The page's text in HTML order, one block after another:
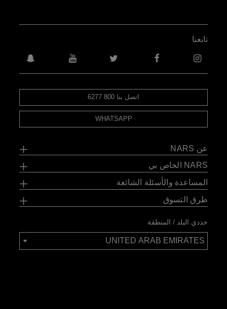
اتصل بنا 800 6277
WHATSAPP
عن NARS
NARS الخاص بي
المساعدة والأسئلة الشائعة
طرق التسوق
تابعنا
حددي البلد / المنطقة